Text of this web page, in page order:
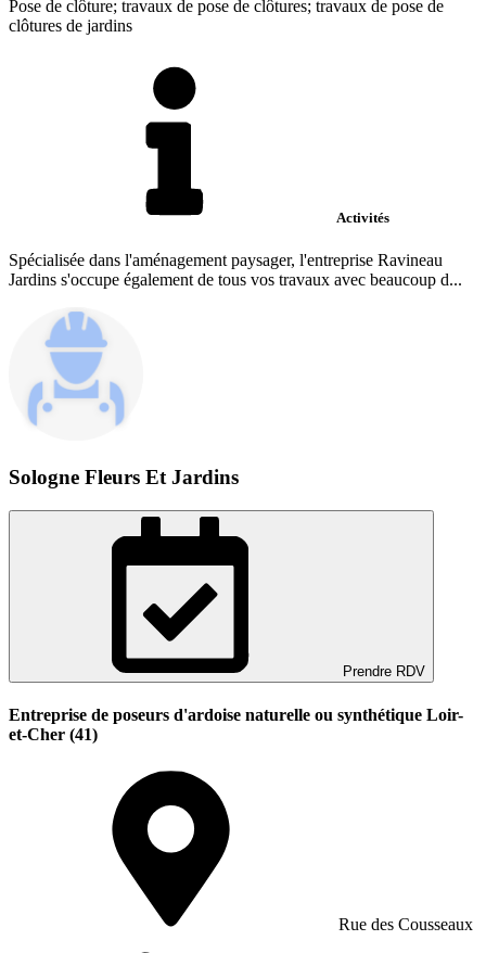
Pose de clôture; travaux de pose de clôtures; travaux de pose de
clôtures de jardins
Activités
Spécialisée dans l'aménagement paysager, l'entreprise Ravineau
Jardins s'occupe également de tous vos travaux avec beaucoup d...
Sologne Fleurs Et Jardins
Prendre RDV
Entreprise de poseurs d'ardoise naturelle ou synthétique Loir-
et-Cher (41)
Rue des Cousseaux